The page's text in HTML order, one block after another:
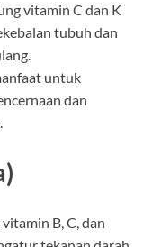
vitamin C dan K
tubuh dan
untuk
dan
B, C, dan